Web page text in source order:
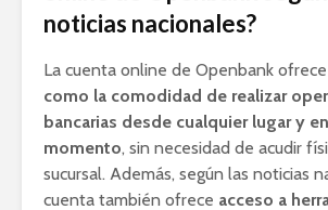
noticias nacionales?
La cuenta online de Openbank ofrece
como la comodidad de realizar
bancarias desde cualquier lugar y
momento, sin necesidad de acudir
sucursal. Además, según las noticias
cuenta también ofrece acceso a